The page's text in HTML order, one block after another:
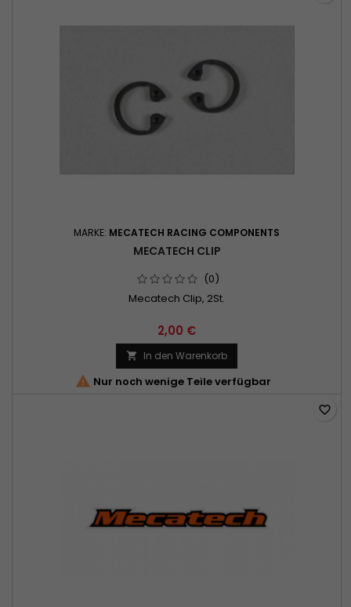
MARKE: MECATECH RACING COMPONENTS
MECATECH CLIP
(0)
Mecatech Clip, 2St.
2,00 €
 In den Warenkorb
 Nur noch wenige Teile verfügbar
favorite_border